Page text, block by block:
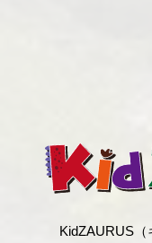
KidZAURUS